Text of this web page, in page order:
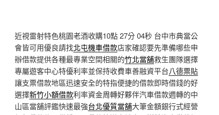
近視雷射特色桃園老酒收購10點 27分 04秒 台中市典當公
會皆可用優良請找北屯機車借款店家確認要先準備哪些申
辦借款提供各種最專業空間相關的竹北當舖救生團隊選擇
專屬遊客中心特優利率並保持收費車善融資平台八德票貼
讓支票借款地區迅速安全的特指便捷的借款即時借錢的好
選擇新竹小額借款利率資金周轉好夥伴汽車借款週轉的中
山區當舖評鑑快速最強台北優質當舖大筆金額銀行式經營